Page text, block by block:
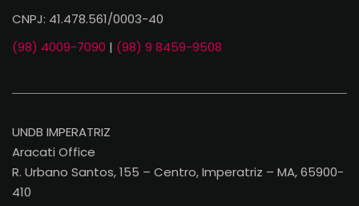
CNPJ: 41.478.561/0003-40
(98) 4009-7090 | (98) 9 8459-9508
UNDB IMPERATRIZ
Aracati Office
R. Urbano Santos, 155 – Centro, Imperatriz – MA, 65900-
410